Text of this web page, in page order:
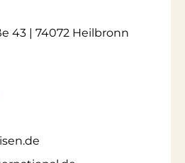
43 | 74072 Heilbronn